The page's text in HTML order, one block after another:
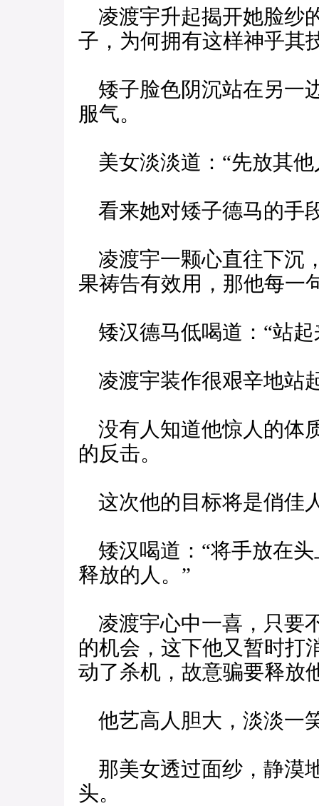
凌渡宇升起揭开她脸纱
子，为何拥有这样神乎其
矮子脸色阴沉站在另一
服气。
美女淡淡道：“先放其他
看来她对矮子德马的手
凌渡宇一颗心直往下沉
果祷告有效用，那他每一
矮汉德马低喝道：“站起
凌渡宇装作很艰辛地站
没有人知道他惊人的体
的反击。
这次他的目标将是俏佳
矮汉喝道：“将手放在
释放的人。”
凌渡宇心中一喜，只要
的机会，这下他又暂时打
动了杀机，故意骗要释放
他艺高人胆大，淡淡一
那美女透过面纱，静漠
头。